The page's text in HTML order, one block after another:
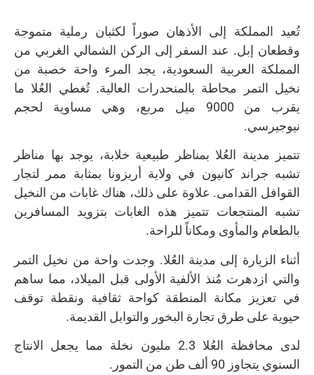
تُعيد المملكة إلى الأذهان صوراً لكثبان رملية متموجة
وقطعان إبل. عند السفر إلى الركن الشمالي الغربي من
المملكة العربية السعودية، يجد المرء واحة خصبة من
نخيل التمر محاطة بالمنحدرات العالية. تُغطي العُلا ما
يقرب من 9000 ميل مربع، وهي مساوية لحجم
نيوجيرسي.
تتميز مدينة العُلا بمناظر طبيعية خلابة، يوجد بها مناظر
تشبه جراند كانيون في ولاية أريزونا بمثابة ممر لتجار
القوافل القدامى. علاوة على ذلك، هناك غابات من النخيل
تشبه المنتجعات تتميز هذه الغابات بتزويد المسافرين
بالطعام والمأوى ومكاناً للراحة.
أثناء الزيارة إلى مدينة العُلا. وجدت واحة من نخيل التمر
والتي ازدهرت مُنذ الألفية الأولى قبل الميلاد، مما ساهم
في تعزيز مكانة المنطقة كواحة ثقافية ونقطة توقف
حيوية على طرق تجارة البخور والتوابل القديمة.
لدى محافظة العُلا 2.3 مليون نخلة مما يجعل الانتاج
السنوي يتجاوز 90 ألف طن من التمور.